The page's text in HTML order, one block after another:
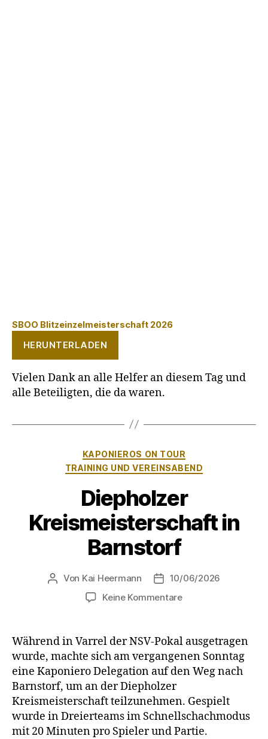
SBOO Blitzeinzelmeisterschaft 2026
HERUNTERLADEN
Vielen Dank an alle Helfer an diesem Tag und
alle Beteiligten, die da waren.
Kategorien
KAPONIEROS ON TOUR
TRAINING UND VEREINSABEND
Diepholzer
Kreismeisterschaft in
Barnstorf
Beitragsautor
Von Kai Heermann Beitragsdatum
10/06/2026
Keine Kommentarezu
in
Barnstorf
Während in Varrel der NSV-Pokal ausgetragen
wurde, machte sich am vergangenen Sonntag
eine Kaponiero Delegation auf den Weg nach
Barnstorf, um an der Diepholzer
Kreismeisterschaft teilzunehmen. Gespielt
wurde in Dreierteams im Schnellschachmodus
mit 20 Minuten pro Spieler und Partie.